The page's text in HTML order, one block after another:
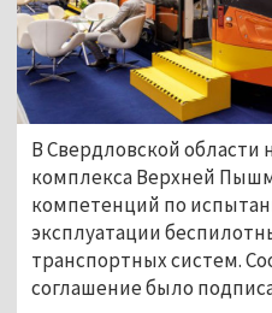
В Свердловской области
комплекса Верхней
компетенций по
эксплуатации
транспортных систем.
соглашение было